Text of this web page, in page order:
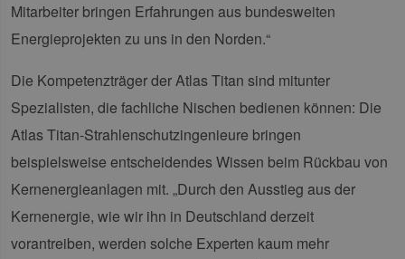
Mitarbeiter bringen Erfahrungen aus bundesweiten
Energieprojekten zu uns in den Norden.“
Die Kompetenzträger der Atlas Titan sind mitunter
Spezialisten, die fachliche Nischen bedienen können: Die
Atlas Titan-Strahlenschutzingenieure bringen
beispielsweise entscheidendes Wissen beim Rückbau von
Kernenergieanlagen mit. „Durch den Ausstieg aus der
Kernenergie, wie wir ihn in Deutschland derzeit
vorantreiben, werden solche Experten kaum mehr